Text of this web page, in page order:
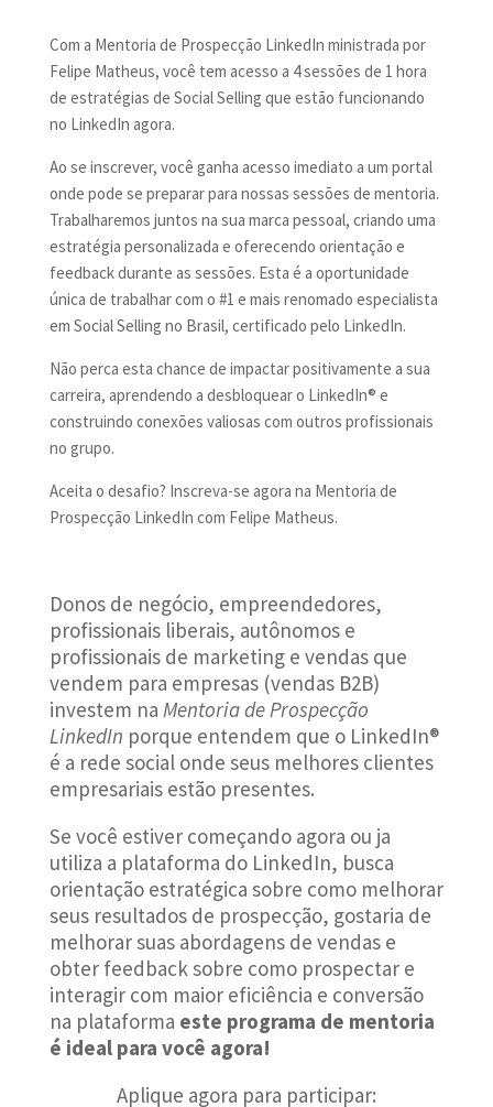
Com a Mentoria de Prospecção LinkedIn ministrada por
Felipe Matheus, você tem acesso a 4 sessões de 1 hora
de estratégias de Social Selling que estão funcionando
no LinkedIn agora.
Ao se inscrever, você ganha acesso imediato a um portal
onde pode se preparar para nossas sessões de mentoria.
Trabalharemos juntos na sua marca pessoal, criando uma
estratégia personalizada e oferecendo orientação e
feedback durante as sessões. Esta é a oportunidade
única de trabalhar com o #1 e mais renomado especialista
em Social Selling no Brasil, certificado pelo LinkedIn.
Não perca esta chance de impactar positivamente a sua
carreira, aprendendo a desbloquear o LinkedIn® e
construindo conexões valiosas com outros profissionais
no grupo.
Aceita o desafio? Inscreva-se agora na Mentoria de
Prospecção LinkedIn com Felipe Matheus.
Donos de negócio, empreendedores,
profissionais liberais, autônomos e
profissionais de marketing e vendas que
vendem para empresas (vendas B2B)
investem na Mentoria de Prospecção
LinkedIn porque entendem que o LinkedIn®
é a rede social onde seus melhores clientes
empresariais estão presentes.
Se você estiver começando agora ou ja
utiliza a plataforma do LinkedIn, busca
orientação estratégica sobre como melhorar
seus resultados de prospecção, gostaria de
melhorar suas abordagens de vendas e
obter feedback sobre como prospectar e
interagir com maior eficiência e conversão
na plataforma este programa de mentoria
é ideal para você agora!
Aplique agora para participar: